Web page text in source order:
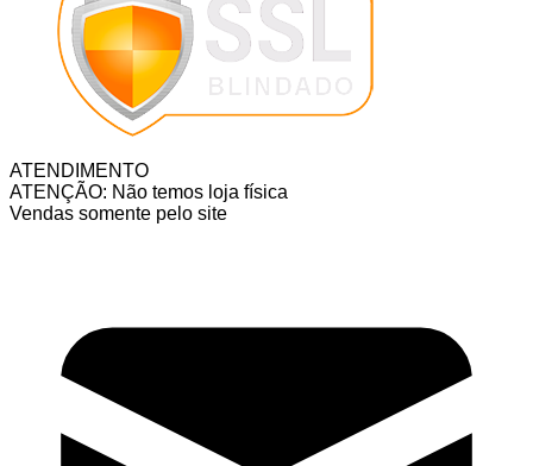
ATENDIMENTO
ATENÇÃO: Não temos loja física
Vendas somente pelo site